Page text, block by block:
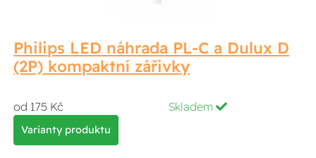
Philips LED náhrada PL-C a Dulux D
(2P) kompaktní zářivky
od 175 Kč Skladem
Varianty produktu